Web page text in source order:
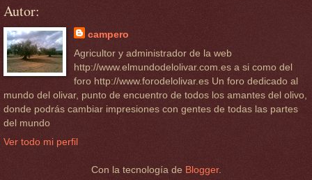
Autor:
campero
Agricultor y administrador de la web
http://www.elmundodelolivar.com.es a si como del
foro http://www.forodelolivar.es Un foro dedicado al
mundo del olivar, punto de encuentro de todos los amantes del olivo,
donde podrás cambiar impresiones con gentes de todas las partes
del mundo
Ver todo mi perfil
Con la tecnología de Blogger.